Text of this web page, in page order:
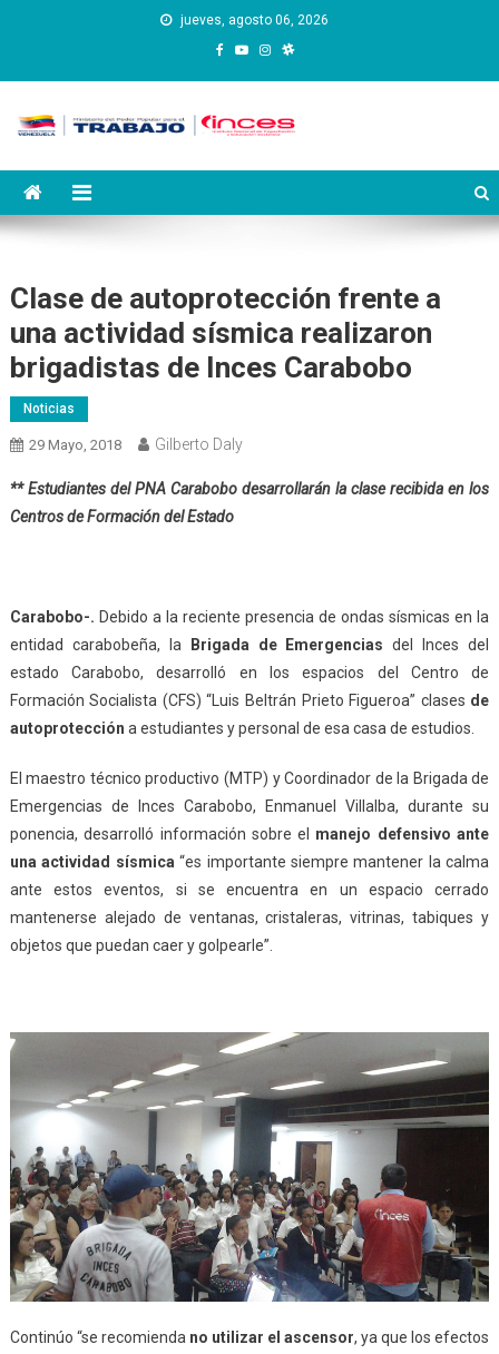
jueves, agosto 06, 2026
Instituto Nacional de
Capacitación y Educación
Clase de autoprotección frente a
una actividad sísmica realizaron
brigadistas de Inces Carabobo
Noticias
29 Mayo, 2018 Gilberto Daly
** Estudiantes del PNA Carabobo desarrollarán la clase recibida en los
Centros de Formación del Estado
Carabobo-. Debido a la reciente presencia de ondas sísmicas en la
entidad carabobeña, la
Brigada de Emergenciasdel Inces del
estado Carabobo, desarrolló en los espacios del Centro de
Formación Socialista (CFS) “Luis Beltrán Prieto Figueroa” clases de
autoprotección a estudiantes y personal de esa casa de estudios.
El maestro técnico productivo (MTP) y Coordinador de la Brigada de
Emergencias de Inces Carabobo, Enmanuel Villalba, durante su
ponencia, desarrolló información sobre el manejo defensivo ante
una actividad sísmica“es importante siempre mantener la calma
ante estos eventos, si se encuentra en un espacio cerrado
mantenerse alejado de ventanas, cristaleras, vitrinas, tabiques y
objetos que puedan caer y golpearle”.
Continúo “se recomienda no utilizar el ascensor, ya que los efectos